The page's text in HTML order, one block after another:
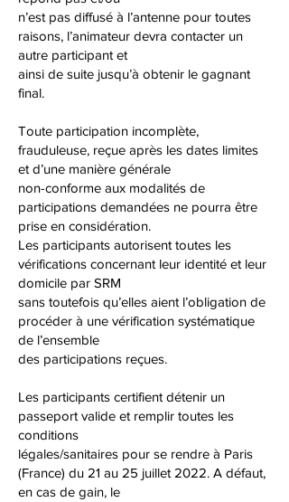
n’est pas diffusé à l’antenne pour toutes
raisons, l’animateur devra contacter un
autre participant et
ainsi de suite jusqu’à obtenir le gagnant
final.
Toute participation incomplète,
frauduleuse, reçue après les dates limites
et d’une manière générale
non-conforme aux modalités de
participations demandées ne pourra être
prise en considération.
Les participants autorisent toutes les
vérifications concernant leur identité et leur
domicile par SRM
sans toutefois qu’elles aient l’obligation de
procéder à une vérification systématique
de l’ensemble
des participations reçues.
Les participants certifient détenir un
passeport valide et remplir toutes les
conditions
légales/sanitaires pour se rendre à Paris
(France) du 21 au 25 juillet 2022. A défaut,
en cas de gain, le